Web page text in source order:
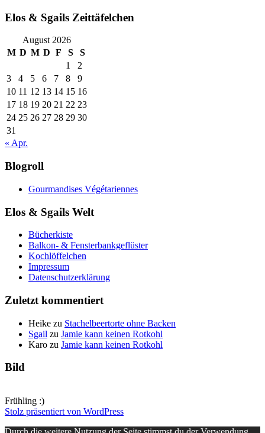
Elos & Sgails Zeittäfelchen
August 2026
M D M D F S
S
1
2
3
4 5 6 7 8
9
10 11 12 13 14 15 16
17 18 19 20 21 22 23
24 25 26 27 28 29 30
31
« Apr.
Blogroll
Gourmandises Végétariennes
Elos & Sgails Welt
Bücherkiste
Balkon- & Fensterbankgeflüster
Kochlöffelchen
Impressum
Datenschutzerklärung
Zuletzt kommentiert
Heike zu Stachelbeertorte ohne Backen
Sgail zu Jamie kann keinen Rotkohl
Karo zu Jamie kann keinen Rotkohl
Bild
Frühling :)
Stolz präsentiert von WordPress